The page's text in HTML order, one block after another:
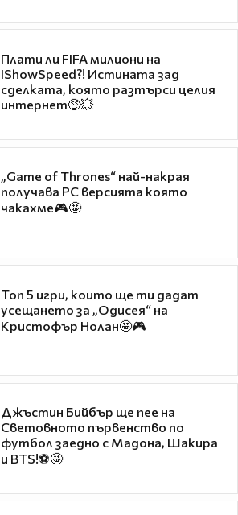
Плати ли FIFA милиони на
IShowSpeed?! Истината зад
сделката, която разтърси целия
интернет🤑💥
„Game of Thrones“ най-накрая
получава PC версията която
чакахме🎮🤩
Топ 5 игри, които ще ти дадат
усещането за „Одисея“ на
Кристофър Нолан🤩🎮
Джъстин Бийбър ще пее на
Световното първенство по
футбол заедно с Мадона, Шакира
и BTS!⚽🤩